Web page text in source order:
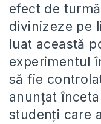
efect de
divinizeze pe
luat această
experimentul
să fie
anunţat
studenţi care